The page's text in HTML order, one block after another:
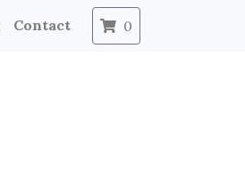
Contact 0